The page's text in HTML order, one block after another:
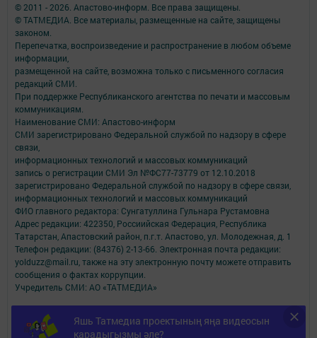
Яшь Татмедиа проектының яңа видеосын
карадыгызмы әле?
© 2011 - 2026. Апастово-информ. Все права защищены.
© ТАТМЕДИА. Все материалы, размещенные на сайте, защищены
законом.
Перепечатка, воспроизведение и распространение в любом объеме
информации,
размещенной на сайте, возможна только с письменного согласия
редакций СМИ.
При поддержке Республиканского агентства по печати и массовым
коммуникациям.
Наименование СМИ: Апастово-информ
СМИ зарегистрировано Федеральной службой по надзору в сфере
связи,
информационных технологий и массовых коммуникаций
запись о регистрации СМИ Эл №ФС77-73779 от 12.10.2018
зарегистрировано Федеральной службой по надзору в сфере связи,
информационных технологий и массовых коммуникаций
ФИО главного редактора: Сунгатуллина Гульнара Рустамовна
Адрес редакции: 422350, Россиийская Федерация, Республика
Татарстан, Апастовский район, п.г.т. Апастово, ул. Молодежная, д. 1
Телефон редакции: (84376) 2-13-66. Электронная почта редакции:
yolduzz@mail.ru, также на эту электронную почту можете отправить
сообщения о фактах коррупции.
Учредитель СМИ: АО «ТАТМЕДИА»
Антикоррупционная политика
АО «ТАТМЕДИА» использует «cookie»для персонализации сервисов и